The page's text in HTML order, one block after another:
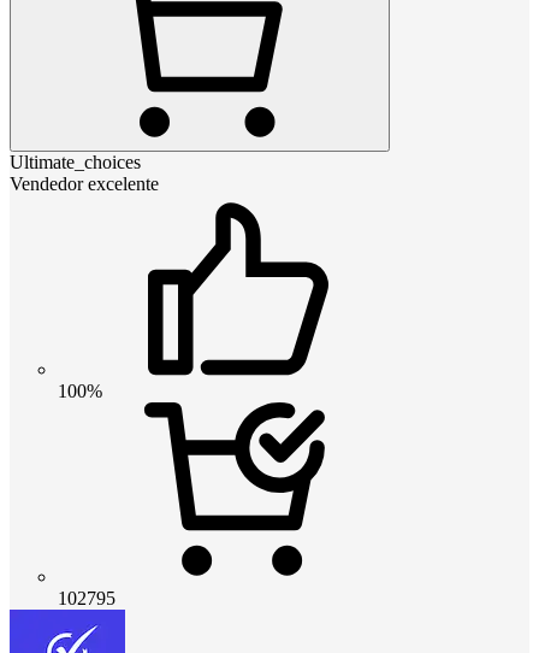
Ultimate_choices
Vendedor excelente
100%
102795